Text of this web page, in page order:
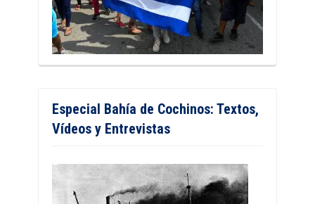
Especial Bahía de Cochinos: Textos,
Vídeos y Entrevistas